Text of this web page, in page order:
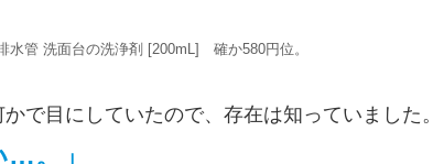
水管 洗面台の洗浄剤 [200mL] 確か580円位。
で目にしていたので、存在は知っていました
…。」